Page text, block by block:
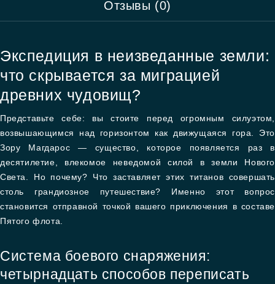
Отзывы (0)
Экспедиция в неизведанные земли:
что скрывается за миграцией
древних чудовищ?
Представьте себе: вы стоите перед огромным силуэтом,
возвышающимся над горизонтом как движущаяся гора. Это
Зору Магдарос — существо, которое появляется раз в
десятилетие, влекомое неведомой силой в земли Нового
Света. Но почему? Что заставляет этих титанов совершать
столь грандиозное путешествие? Именно этот вопрос
становится отправной точкой вашего приключения в составе
Пятого флота.
Система боевого снаряжения:
четырнадцать способов переписать